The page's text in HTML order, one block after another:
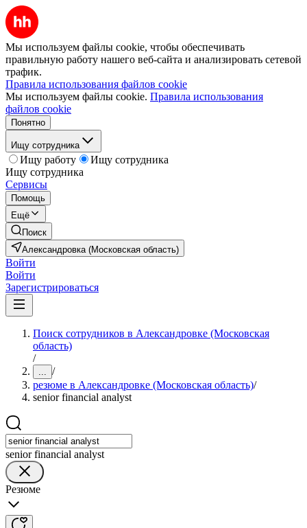
Мы используем файлы cookie, чтобы обеспечивать
правильную работу нашего веб-сайта и анализировать сетевой
трафик.
Правила использования файлов cookie
Мы используем файлы cookie. Правила использования
файлов cookie
Понятно
Ищу сотрудника
Ищу работу
Ищу сотрудника
Ищу сотрудника
Сервисы
Помощь
Ещё
Поиск
Александровка (Московская область)
Войти
Войти
Зарегистрироваться
Поиск сотрудников в Александровке (Московская
область)
/
... /
резюме в Александровке (Московская область)/
senior financial analyst
senior financial analyst
Резюме